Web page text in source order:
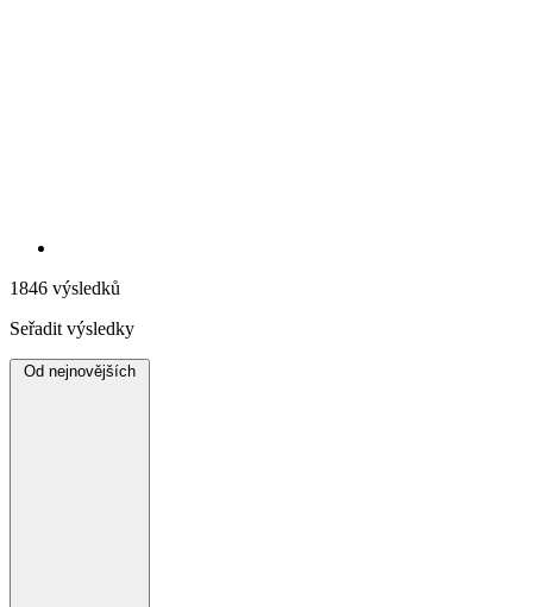
1846 výsledků
Seřadit výsledky
Od nejnovějších